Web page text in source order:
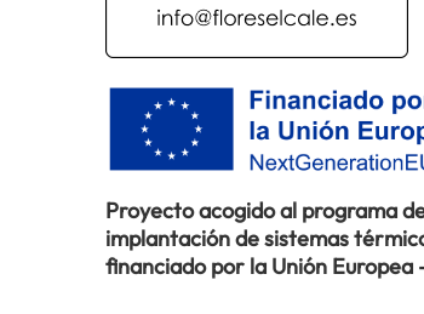
Proyecto acogido al programa
implantación de sistemas
financiado por la Unión